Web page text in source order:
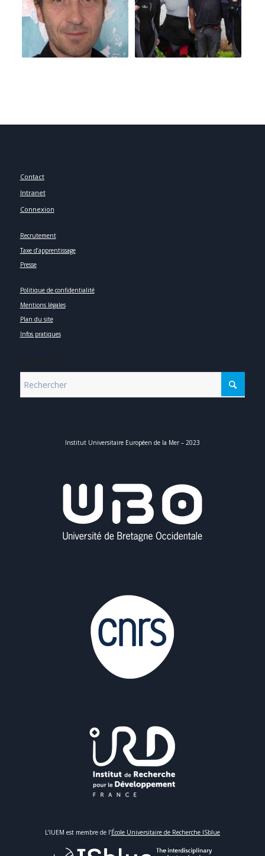
Contact
Intranet
Connexion
Recrutement
Taxe d’apprentissage
Presse
Politique de confidentialité
Mentions légales
Plan du site
Infos pratiques
Institut Universitaire Européen de la Mer – 2023
L’IUEM est membre de l’École Universitaire de Recherche ISblue